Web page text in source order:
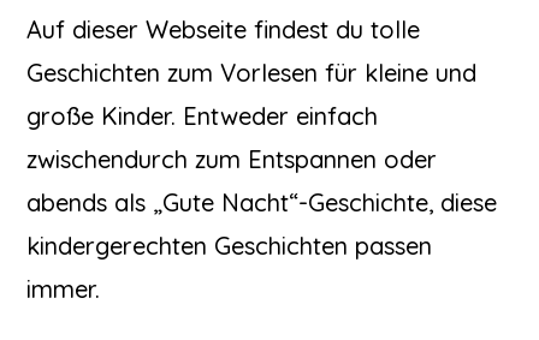
Auf dieser Webseite findest du tolle
Geschichten zum Vorlesen für kleine und
große Kinder. Entweder einfach
zwischendurch zum Entspannen oder
abends als „Gute Nacht“-Geschichte, diese
kindergerechten Geschichten passen
immer.